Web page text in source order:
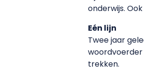
onderwijs.
Eén lijn
Twee jaar
woordvoerder
trekken.